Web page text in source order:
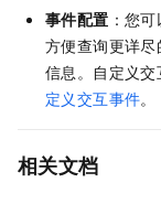
事件配置 ：您
方便查询更详
信息。自定义
定义交互事件。
相关文档